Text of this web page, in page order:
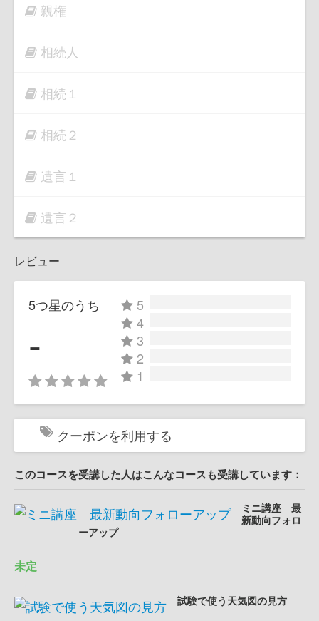
親権
相続人
相続１
相続２
遺言１
遺言２
レビュー
5つ星のうち
-
5
4
3
2
1
クーポンを利用する
このコースを受講した人はこんなコースも受講しています：
ミニ講座 最
新動向フォロ
ーアップ
未定
試験で使う天気図の見方